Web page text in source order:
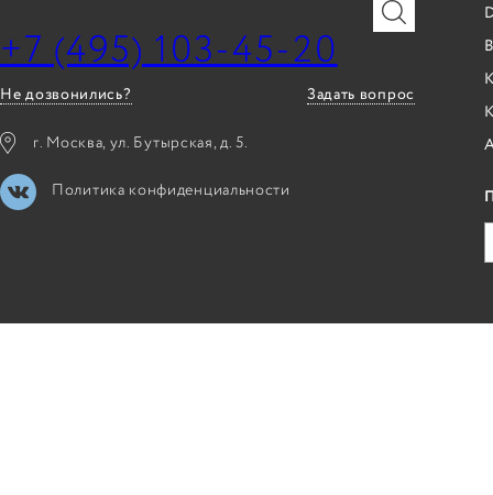
+7 (495) 103-45-20
Не дозвонились? Задать вопрос
г. Москва, ул. Бутырская, д. 5.
Политика конфиденциальности